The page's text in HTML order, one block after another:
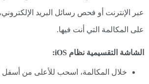
عبر الإنترنت أو فحص رسائل البريد
على المكالمة التي أنت فيها.
الشاشة التقسيمية نظام iOS:
خلال المكالمة، اسحب للأعلى من أسفل